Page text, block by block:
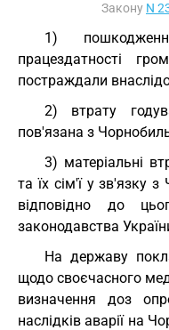
Закону N
1)
працездатності
постраждали
2) втрату
пов'язана з
3) матеріальні
та їх сім'ї у зв'язку
відповідно до
законодавства
На державу
щодо своєчасного
визначення доз
наслідків аварії на